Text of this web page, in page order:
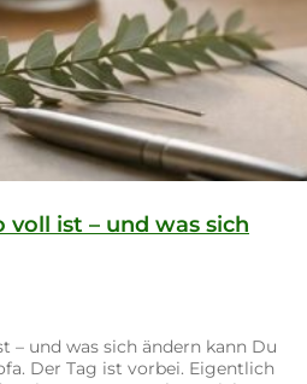
ist – und was sich
– und was sich ändern kann Du
Der Tag ist vorbei. Eigentlich